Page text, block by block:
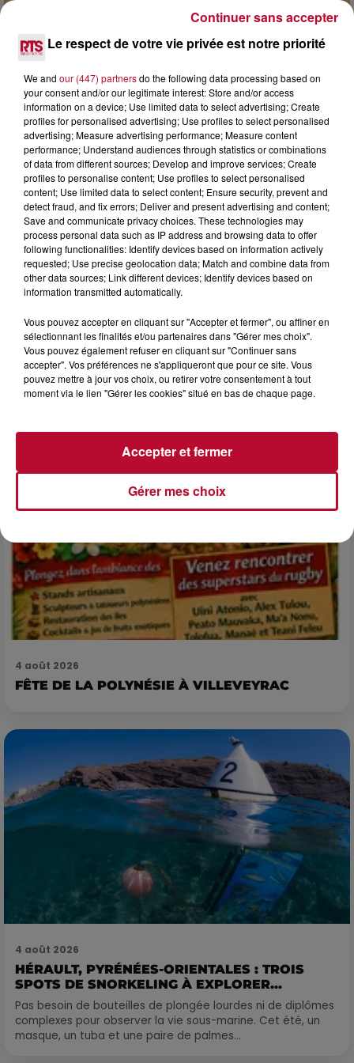
7 août 2026
DINER CONCERT À LA MJC DE MARSEILLAN
6 août 2026
NÎMES : « LE RÊVE DU GLADIATEUR » INVESTIT
LES ARÈNES CES 3...
Après un franc succès l'été dernier, le spectacle « Le Rêve
du gladiateur » revient illuminer l'amphithéâtre romain les 6,
4 août 2026
FÊTE DE LA POLYNÉSIE À VILLEVEYRAC
4 août 2026
HÉRAULT, PYRÉNÉES-ORIENTALES : TROIS
SPOTS DE SNORKELING À EXPLORER...
Pas besoin de bouteilles de plongée lourdes ni de diplômes
complexes pour observer la vie sous-marine. Cet été, un
masque, un tuba et une paire de palmes...
Le respect de votre vie privée est notre priorité
We and our (447) partnersdo the following data processing based on
your consent and/or our legitimate interest: Store and/or access
information on a device; Use limited data to select advertising; Create
profiles for personalised advertising; Use profiles to select personalised
advertising; Measure advertising performance; Measure content
performance; Understand audiences through statistics or combinations
of data from different sources; Develop and improve services; Create
profiles to personalise content; Use profiles to select personalised
content; Use limited data to select content; Ensure security, prevent and
detect fraud, and fix errors; Deliver and present advertising and content;
Save and communicate privacy choices. These technologies may
process personal data such as IP address and browsing data to offer
following functionalities: Identify devices based on information actively
requested; Use precise geolocation data; Match and combine data from
other data sources; Link different devices; Identify devices based on
information transmitted automatically.
Vous pouvez accepter en cliquant sur "Accepter et fermer", ou affiner en
sélectionnant les finalités et/ou partenaires dans "Gérer mes choix".
Vous pouvez également refuser en cliquant sur "Continuer sans
accepter". Vos préférences ne s'appliqueront que pour ce site. Vous
pouvez mettre à jour vos choix, ou retirer votre consentement à tout
moment via le lien "Gérer les cookies" situé en bas de chaque page.
Gérer mes choix
Accepter et fermer
Continuer sans accepter